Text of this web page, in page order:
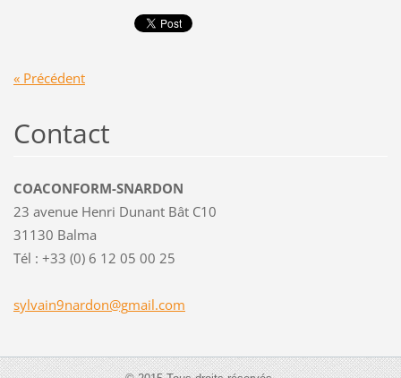
« Précédent
Contact
COACONFORM-SNARDON
23 avenue Henri Dunant Bât C10
31130 Balma
Tél : +33 (0) 6 12 05 00 25
sylvain9nardon@gmail.com